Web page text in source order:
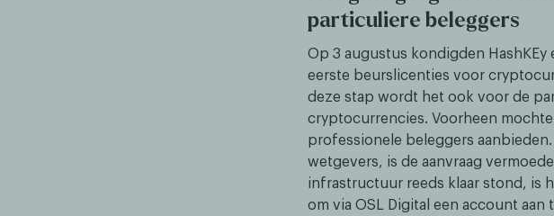
particuliere beleggers
Op 3 augustus kondigden HashKEy
eerste beurslicenties voor
deze stap wordt het ook voor de
cryptocurrencies. Voorheen
professionele beleggers
wetgevers, is de aanvraag
infrastructuur reeds klaar stond, is
om via OSL Digital een account